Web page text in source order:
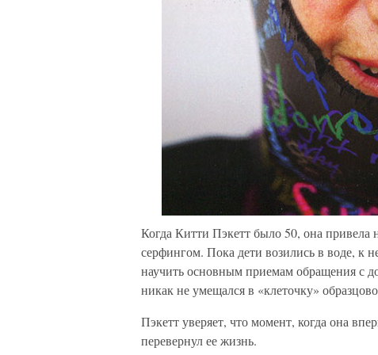
Когда Китти Пэкетт было 50, она привела
серфингом. Пока дети возились в воде, к
научить основным приемам обращения с
никак не умещался в «клеточку»
Пэкетт уверяет, что момент, когда она
перевернул ее жизнь.